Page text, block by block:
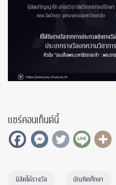
แชร์คอนเท็นต์นี้
นิสิตได้รางวัล บัณฑิตศึกษา